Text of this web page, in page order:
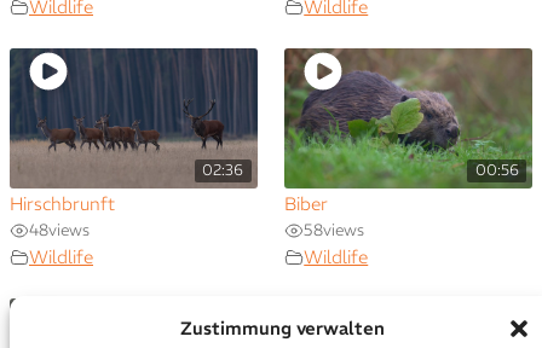
Zustimmung verwalten
Wildlife Wildlife
02:36
Hirschbrunft
48views
Wildlife
00:56
Biber
58views
Wildlife